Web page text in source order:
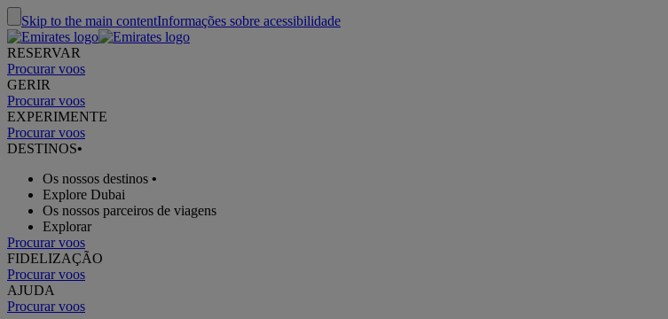
Skip to the main contentInformações sobre acessibilidade
RESERVAR
Procurar voos
GERIR
Procurar voos
EXPERIMENTE
Procurar voos
DESTINOS•
Os nossos destinos •
Explore Dubai
Os nossos parceiros de viagens
Explorar
Procurar voos
FIDELIZAÇÃO
Procurar voos
AJUDA
Procurar voos